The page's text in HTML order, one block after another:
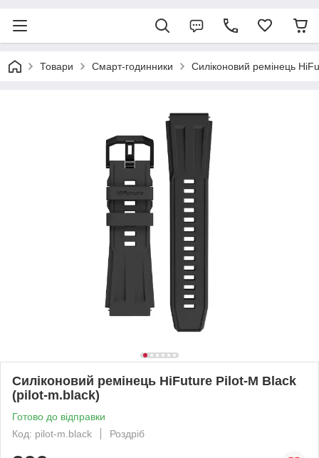
Товари Смарт-годинники Силіконовий ремінець
Силіконовий ремінець HiFuture Pilot-M Black
(pilot-m.black)
Готово до відправки
Код: pilot-m.black
Роздріб